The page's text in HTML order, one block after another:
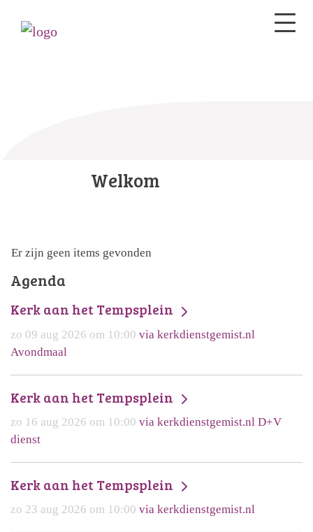
Welkom
Er zijn geen items gevonden
Agenda
Kerk aan het Tempsplein
zo 09 aug 2026 om 10:00 via kerkdienstgemist.nl
Avondmaal
Kerk aan het Tempsplein
zo 16 aug 2026 om 10:00 via kerkdienstgemist.nl D+V
dienst
Kerk aan het Tempsplein
zo 23 aug 2026 om 10:00 via kerkdienstgemist.nl